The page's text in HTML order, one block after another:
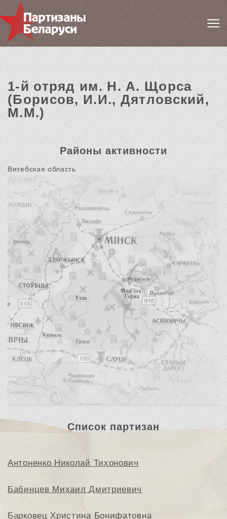
1-й отряд им. Н. А. Щорса
(Борисов, И.И., Дятловский,
М.М.)
Районы активности
Витебская область
Список партизан
Антоненко Николай Тихонович
Бабинцев Михаил Дмитриевич
Барковец Христина Бонифатовна